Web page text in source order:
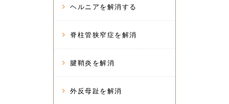
ヘルニアを解消する
脊柱管狭窄症を解消
腱鞘炎を解消
外反母趾を解消